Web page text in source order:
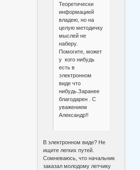
Теоретически
информацией
владею, но на
целую методичку
мыслей не
наберу.
Помогите, может
у кого нибудь
есть в
электронном
виде что
нибудь.Заранее
благодарен . С
уважением
Александр!!
В электронном виде? Не
ищите легких путей.
Сомневаюсь, что начальник
заказал молодому летчику